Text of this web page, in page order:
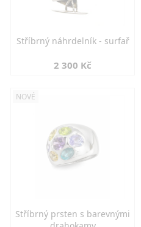
Stříbrný náhrdelník - surfař
2 300 Kč
NOVÉ
Stříbrný prsten s barevnými